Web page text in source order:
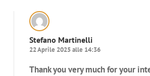
Stefano Martinelli
22 Aprile 2025 alle 14:36
Thank you very much for your